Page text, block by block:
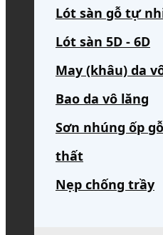
Lót sàn gỗ tự
Lót sàn 5D - 6D
May (khâu) da
Bao da vô lăng
Sơn nhúng ốp
thất
Nẹp chống trầy